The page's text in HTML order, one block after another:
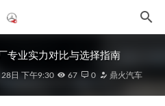
专业实力对比与选择指南
日 下午9:30 67 0 鼎火汽车